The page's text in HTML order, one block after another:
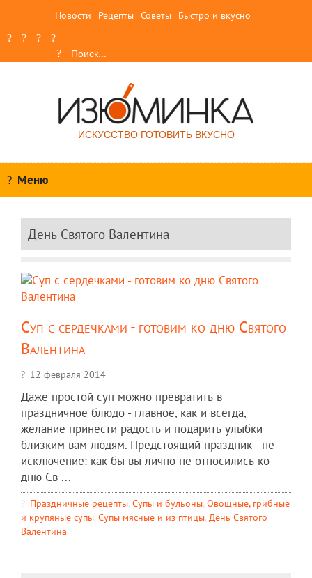
Новости Рецепты Советы Быстро и вкусно
ИСКУССТВО ГОТОВИТЬ ВКУСНО
Меню
День Святого Валентина
Суп с сердечками - готовим ко дню Святого
Валентина
12 февраля 2014
Даже простой суп можно превратить в
праздничное блюдо - главное, как и всегда,
желание принести радость и подарить улыбки
близким вам людям. Предстоящий праздник - не
исключение: как бы вы лично не относились ко
дню Св ...
Праздничные рецепты, Супы и бульоны, Овощные, грибные
и крупяные супы, Супы мясные и из птицы, День Святого
Валентина